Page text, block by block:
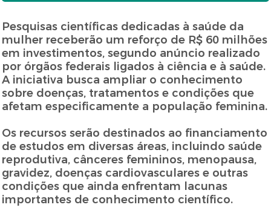
Pesquisas científicas dedicadas à saúde da
mulher receberão um reforço de R$ 60 milhões
em investimentos, segundo anúncio realizado
por órgãos federais ligados à ciência e à saúde.
A iniciativa busca ampliar o conhecimento
sobre doenças, tratamentos e condições que
afetam especificamente a população feminina.
Os recursos serão destinados ao financiamento
de estudos em diversas áreas, incluindo saúde
reprodutiva, cânceres femininos, menopausa,
gravidez, doenças cardiovasculares e outras
condições que ainda enfrentam lacunas
importantes de conhecimento científico.